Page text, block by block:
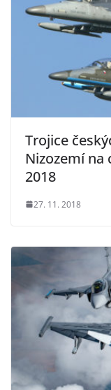
Trojice
Nizozemí na
2018
27. 11. 2018